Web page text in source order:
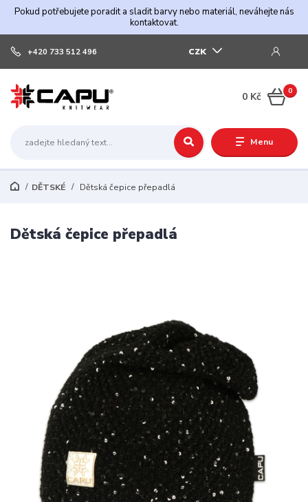
Pokud potřebujete poradit a sladit barvy nebo materiál, neváhejte nás
kontaktovat.
Menu
CZK
+420 733 512 496
0
0 Kč
DĚTSKÉ Dětská čepice přepadlá
Dětská čepice přepadlá